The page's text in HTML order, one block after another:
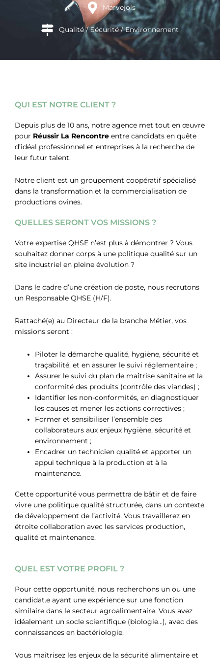
Marvejols
Qualité / Sécurité / Environnement
QUI EST NOTRE CLIENT ?
Depuis plus de 10 ans, notre agence met tout en œuvre
pour Réussir La Rencontre entre candidats en quête
d’idéal professionnel et entreprises à la recherche de
leur futur talent.
Notre client est un groupement coopératif spécialisé
dans la transformation et la commercialisation de
productions ovines.
QUELLES SERONT VOS MISSIONS ?
Votre expertise QHSE n’est plus à démontrer ? Vous
souhaitez donner corps à une politique qualité sur un
site industriel en pleine évolution ?
Dans le cadre d’une création de poste, nous recrutons
un Responsable QHSE (H/F).
Rattaché(e) au Directeur de la branche Métier, vos
missions seront :
Piloter la démarche qualité, hygiène, sécurité et
traçabilité, et en assurer le suivi réglementaire ;
Assurer le suivi du plan de maîtrise sanitaire et la
conformité des produits (contrôle des viandes) ;
Identifier les non-conformités, en diagnostiquer
les causes et mener les actions correctives ;
Former et sensibiliser l’ensemble des
collaborateurs aux enjeux hygiène, sécurité et
environnement ;
Encadrer un technicien qualité et apporter un
appui technique à la production et à la
maintenance.
Cette opportunité vous permettra de bâtir et de faire
vivre une politique qualité structurée, dans un contexte
de développement de l’activité. Vous travaillerez en
étroite collaboration avec les services production,
qualité et maintenance.
QUEL EST VOTRE PROFIL ?
Pour cette opportunité, nous recherchons un ou une
candidat.e ayant une expérience sur une fonction
similaire dans le secteur agroalimentaire. Vous avez
idéalement un socle scientifique (biologie…), avec des
connaissances en bactériologie.
Vous maîtrisez les enjeux de la sécurité alimentaire et